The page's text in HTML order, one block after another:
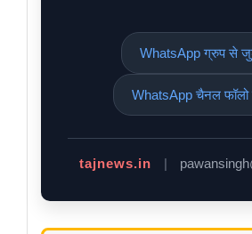
WhatsApp ग्रुप से
WhatsApp चैनल
tajnews.in |